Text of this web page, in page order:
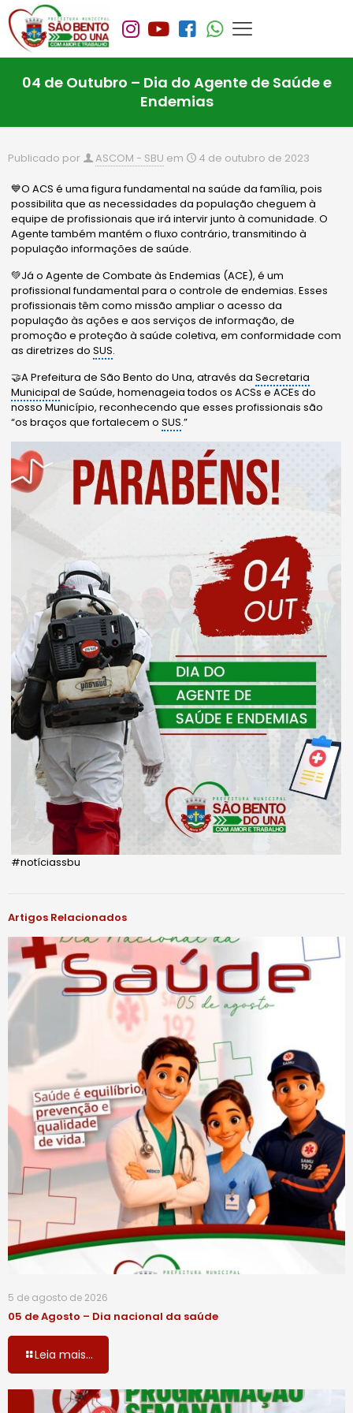
04 de Outubro – Dia do Agente de Saúde e
Endemias
Publicado por ASCOM - SBU em 4 de outubro de 2023
💙O ACS é uma figura fundamental na saúde da família, pois
possibilita que as necessidades da população cheguem à
equipe de profissionais que irá intervir junto à comunidade. O
Agente também mantém o fluxo contrário, transmitindo à
população informações de saúde.
💚Já o Agente de Combate às Endemias (ACE), é um
profissional fundamental para o controle de endemias. Esses
profissionais têm como missão ampliar o acesso da
população às ações e aos serviços de informação, de
promoção e proteção à saúde coletiva, em conformidade com
as diretrizes doSUS.
🤝A Prefeitura de São Bento do Una, através daSecretaria
Municipal de Saúde, homenageia todos os ACSs e ACEs do
nosso Município, reconhecendo que esses profissionais são
“os braços que fortalecem oSUS.”
#notíciassbu
Artigos Relacionados
5 de agosto de 2026
05 de Agosto – Dia nacional da saúde
Leia mais...